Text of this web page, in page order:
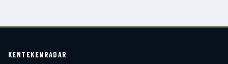
KENTEKENRADAR